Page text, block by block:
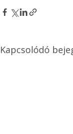
Kapcsolódó